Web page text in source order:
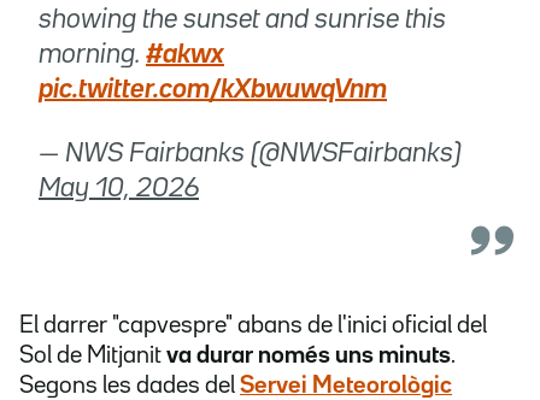
showing the sunset and sunrise this
morning. #akwx
pic.twitter.com/kXbwuwqVnm
— NWS Fairbanks (@NWSFairbanks)
May 10, 2026
El darrer "capvespre" abans de l'inici oficial del
Sol de Mitjanit va durar només uns minuts.
Segons les dades del Servei Meteorològic